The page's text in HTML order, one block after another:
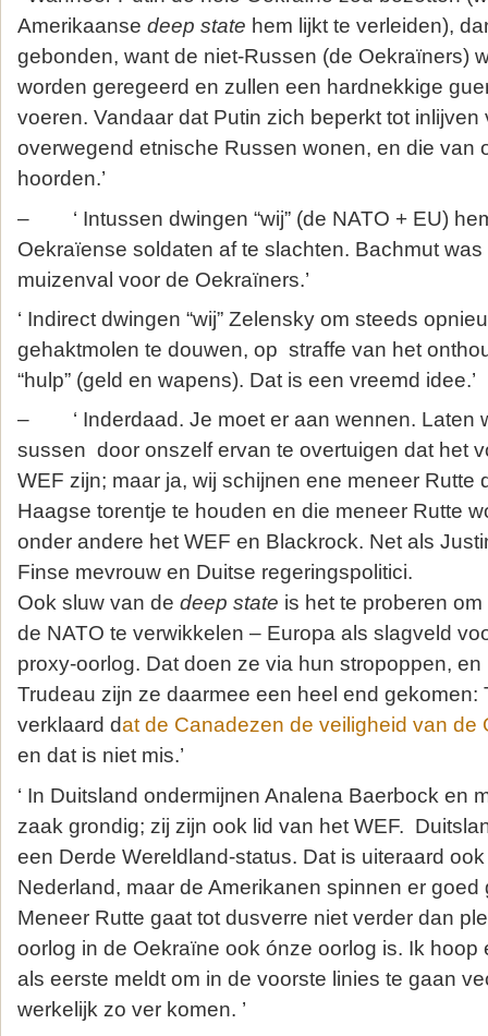
Amerikaanse deep state hem lijkt te verleiden),
gebonden, want de niet-Russen (de Oekraïners)
worden geregeerd en zullen een hardnekkige
voeren. Vandaar dat Putin zich beperkt tot
overwegend etnische Russen wonen, en die van
hoorden.’
– ‘ Intussen dwingen “wij” (de NATO + EU)
Oekraïense soldaten af te slachten. Bachmut
muizenval voor de Oekraïners.’
‘ Indirect dwingen “wij” Zelensky om steeds
gehaktmolen te douwen, op straffe van het
“hulp” (geld en wapens). Dat is een vreemd idee.’
– ‘ Inderdaad. Je moet er aan wennen. Laten
sussen door onszelf ervan te overtuigen dat het
WEF zijn; maar ja, wij schijnen ene meneer Rutte
Haagse torentje te houden en die meneer Rutte
onder andere het WEF en Blackrock. Net als
Finse mevrouw en Duitse regeringspolitici.
Ook sluw van de deep state is het te proberen
de NATO te verwikkelen – Europa als slagveld
proxy-oorlog. Dat doen ze via hun stropoppen,
Trudeau zijn ze daarmee een heel end gekomen:
verklaard dat de Canadezen de veiligheid van de
en dat is niet mis.’
‘ In Duitsland ondermijnen Analena Baerbock en
zaak grondig; zij zijn ook lid van het WEF.
een Derde Wereldland-status. Dat is uiteraard
Nederland, maar de Amerikanen spinnen er goed
Meneer Rutte gaat tot dusverre niet verder dan
oorlog in de Oekraïne ook ónze oorlog is. Ik hoop
als eerste meldt om in de voorste linies te gaan
werkelijk zo ver komen. ’